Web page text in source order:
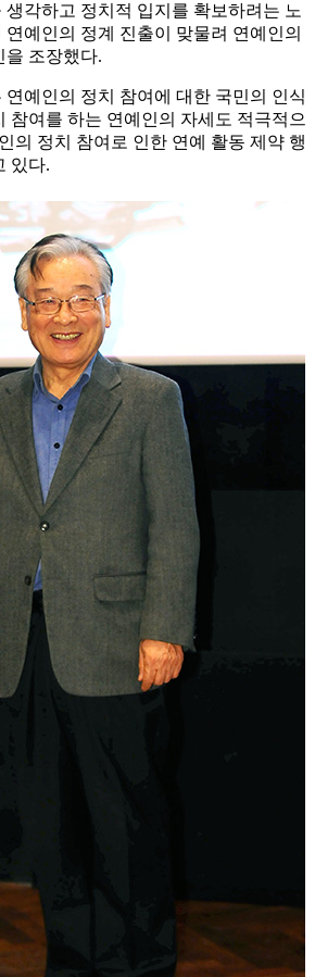
각하고 정치적 입지를 확보하려는 노
예인의 정계 진출이 맞물려 연예인의
을 조장했다.
예인의 정치 참여에 대한 국민의 인식
참여를 하는 연예인의 자세도 적극적으
의 정치 참여로 인한 연예 활동 제약 행
있다.